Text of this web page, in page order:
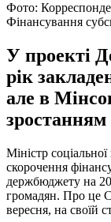
Фото:
Фінансування
У проекті
рік
але в
зростанням
Міністр
скорочення
держбюджету на
громадян. Про це
вересня, на своїй